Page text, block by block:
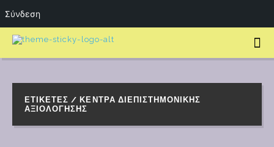
ΕΤΙΚΈΤΕΣ / ΚΈΝΤΡΑ ΔΙΕΠΙΣΤΗΜΟΝΙΚΉΣ
ΑΞΙΟΛΌΓΗΣΗΣ
Σύνδεση